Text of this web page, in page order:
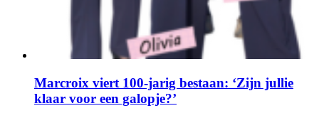
Marcroix viert 100-jarig bestaan: ‘Zijn jullie
klaar voor een galopje?’